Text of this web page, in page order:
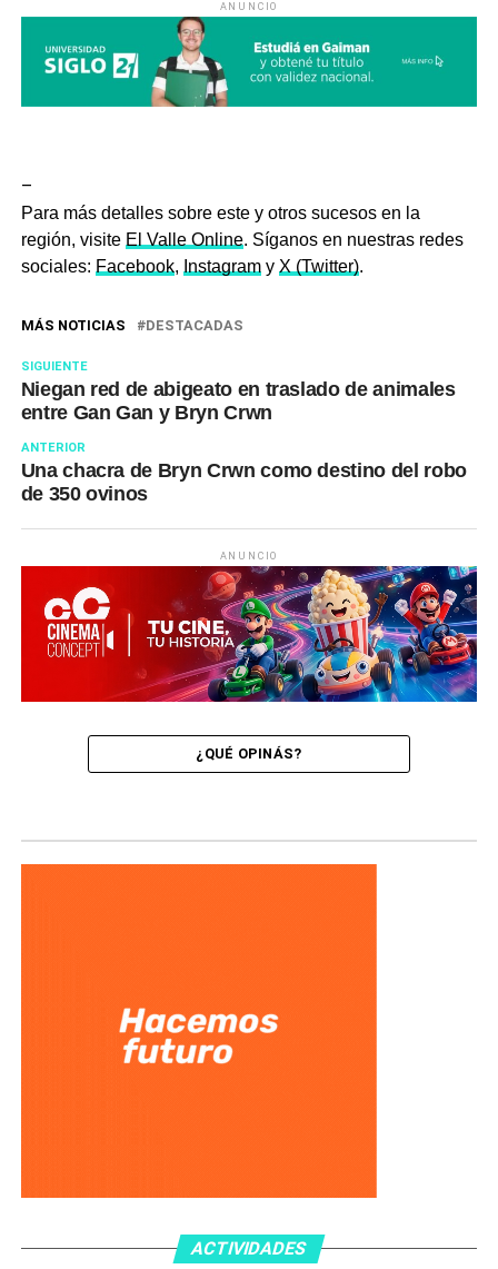
ANUNCIO
–
Para más detalles sobre este y otros sucesos en la
región, visite El Valle Online. Síganos en nuestras redes
sociales: Facebook, Instagramy X (Twitter).
MÁS NOTICIAS DESTACADAS
SIGUIENTE
Niegan red de abigeato en traslado de animales
entre Gan Gan y Bryn Crwn
ANTERIOR
Una chacra de Bryn Crwn como destino del robo
de 350 ovinos
ANUNCIO
¿QUÉ OPINÁS?
ACTIVIDADES